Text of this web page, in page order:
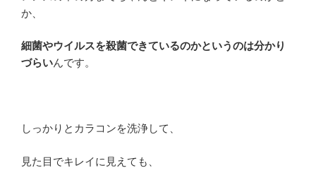
か、
細菌やウイルスを殺菌できているのかというのは分かり
づらいんです。
しっかりとカラコンを洗浄して、
見た目でキレイに見えても、